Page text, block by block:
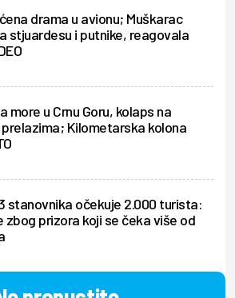
drama u avionu; Muškarac
stjuardesu i putnike, reagovala
more u Crnu Goru, kolaps na
Kilometarska kolona
stanovnika očekuje 2.000 turista:
zbog prizora koji se čeka više od